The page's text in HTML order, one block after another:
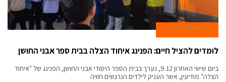
14 בדצמבר 2022
לומדים להציל חיים: הפנינג איחוד הצלה בבית ספר אבני החושן
ביום שישי האחרון 9.12, נערך בבית הספר היסודי אבני החושן, הפנינג של "איחוד
הצלה" מודיעין, אשר העניק לילדים הנרגשים חוויה